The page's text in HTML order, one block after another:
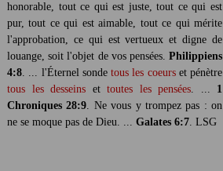
honorable, tout ce qui est juste, tout ce qui est
pur, tout ce qui est aimable, tout ce qui mérite
l'approbation, ce qui est vertueux et digne de
louange, soit l'objet de vos pensées. Philippiens
4:8. ... l'Éternel sonde tous les coeurset pénètre
tous les desseins et toutes les pensées. ... 1
Chroniques 28:9. Ne vous y trompez pas : on
ne se moque pas de Dieu. ... Galates 6:7. LSG